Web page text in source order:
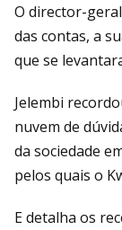
O director-
das contas, a
que se
Jelembi
nuvem de
da sociedade
pelos quais o
E detalha os